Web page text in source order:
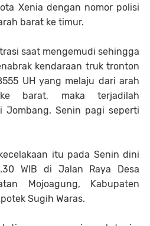
Xenia dengan nomor polisi
barat ke timur.
saat mengemudi sehingga
kendaraan truk tronton
UH yang melaju dari arah
barat, maka terjadilah
Jombang, Senin pagi seperti
itu pada Senin dini
WIB di Jalan Raya Desa
Mojoagung, Kabupaten
Sugih Waras.